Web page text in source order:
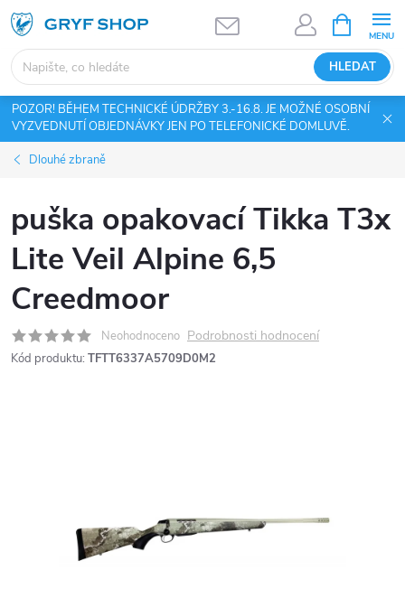
Přejít
na
obsah
HLEDAT
NÁKUPNÍ
KOŠÍK
POZOR! BĚHEM TECHNICKÉ ÚDRŽBY 3.-16.8. JE MOŽNÉ OSOBNÍ
VYZVEDNUTÍ OBJEDNÁVKY JEN PO TELEFONICKÉ DOMLUVĚ.
Dlouhé zbraně
puška opakovací Tikka T3x
Lite Veil Alpine 6,5
Creedmoor
Neohodnoceno Podrobnosti hodnocení
Kód produktu: TFTT6337A5709D0M2